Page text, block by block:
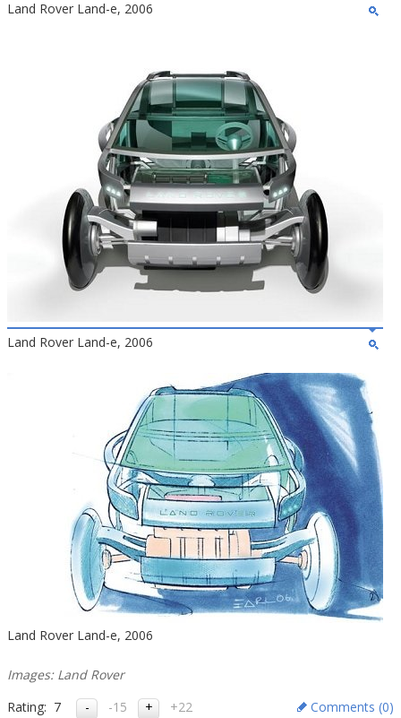
Land Rover Land-e, 2006
Land Rover Land-e, 2006
Land Rover Land-e, 2006
Images: Land Rover
Rating: 7 -15 +22 Comments (0)